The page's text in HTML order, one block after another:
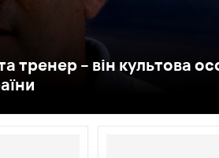
тренер – він культова